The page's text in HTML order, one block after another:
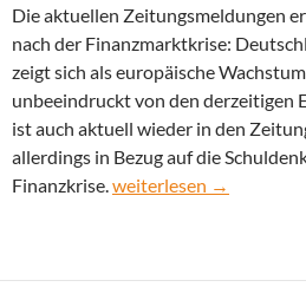
Die aktuellen Zeitungsmeldungen
nach der Finanzmarktkrise:
zeigt sich als europäische
unbeeindruckt von den derzeitigen
ist auch aktuell wieder in den
allerdings in Bezug auf die
Finanzkrise.Wirtschaftsbericht:
weiterlesen →